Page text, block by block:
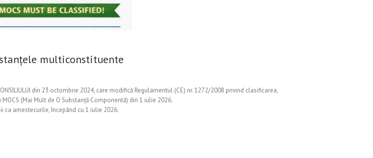
multiconstituente
din 23 octombrie 2024, care modifică Regulamentul (CE) nr. 1272/2008 privind clasificarea,
(Mai Mult de O Substanță Componentă) din 1 iulie 2026.
amestecurile, începând cu 1 iulie 2026.